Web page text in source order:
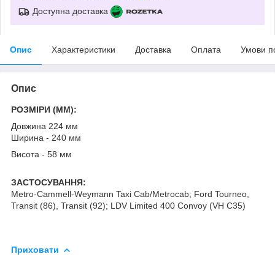
Доступна доставка
Опис Характеристики Доставка Оплата Умови
Опис
РОЗМІРИ (MM):
Довжина 224 мм
Ширина - 240 мм
Висота - 58 мм
ЗАСТОСУВАННЯ:
Metro-Cammell-Weymann Taxi Cab/Metrocab; Ford Tourneo,
Transit (86), Transit (92); LDV Limited 400 Convoy (VH C35)
Приховати